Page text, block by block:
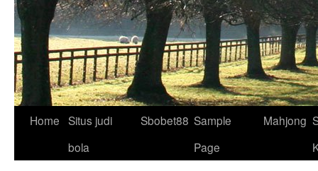
Home Situs judi
bola
Sbobet88 Sample
Page
Mahjong